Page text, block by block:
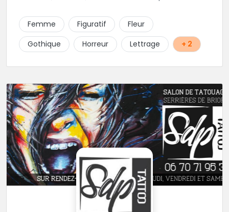
Femme Figuratif
Fleur
Gothique
Horreur Lettrage + 2